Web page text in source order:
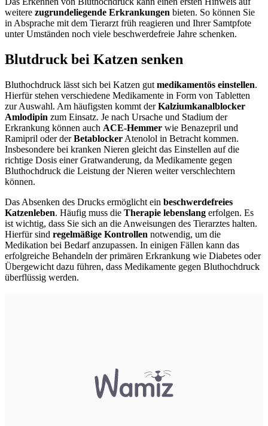
weitere zugrundeliegende Erkrankungen bieten. So können Sie
in Absprache mit dem Tierarzt früh reagieren und Ihrer Samtpfote
unter Umständen noch viele beschwerdefreie Jahre schenken.
Blutdruck bei Katzen senken
Bluthochdruck lässt sich bei Katzen gut medikamentös einstellen.
Hierfür stehen verschiedene Medikamente in Form von Tabletten
zur Auswahl. Am häufigsten kommt derKalziumkanalblocker
Amlodipin zum Einsatz. Je nach Ursache und Stadium der
Erkrankung können auch ACE-Hemmer wie Benazepril und
Ramipril oder derBetablocker Atenolol in Betracht kommen.
Insbesondere bei kranken Nieren gleicht das Einstellen auf die
richtige Dosis einer Gratwanderung, da Medikamente gegen
Bluthochdruck die Leistung der Nieren weiter verschlechtern
können.
Das Absenken des Drucks ermöglicht ein beschwerdefreies
Katzenleben. Häufig muss die Therapie lebenslang erfolgen. Es
ist wichtig, dass Sie sich an die Anweisungen des Tierarztes halten.
Hierfür sind regelmäßige Kontrollen notwendig, um die
Medikation bei Bedarf anzupassen. In einigen Fällen kann das
erfolgreiche Behandeln der primären Erkrankung wie Diabetes oder
Übergewicht dazu führen, dass Medikamente gegen Bluthochdruck
überflüssig werden.